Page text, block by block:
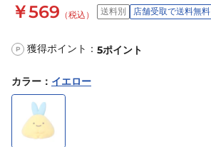
￥569 （税込） 送料別 店舗受取で送料無料
P 獲得ポイント： 5ポイント
カラー ： イエロー